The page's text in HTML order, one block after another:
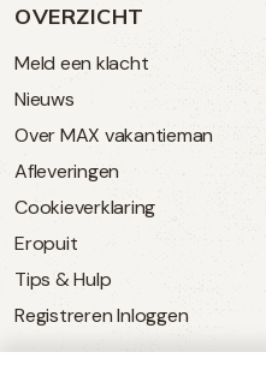
OVERZICHT
Meld een klacht
Nieuws
Over MAX vakantieman
Afleveringen
Cookieverklaring
Eropuit
Tips & Hulp
Registreren Inloggen